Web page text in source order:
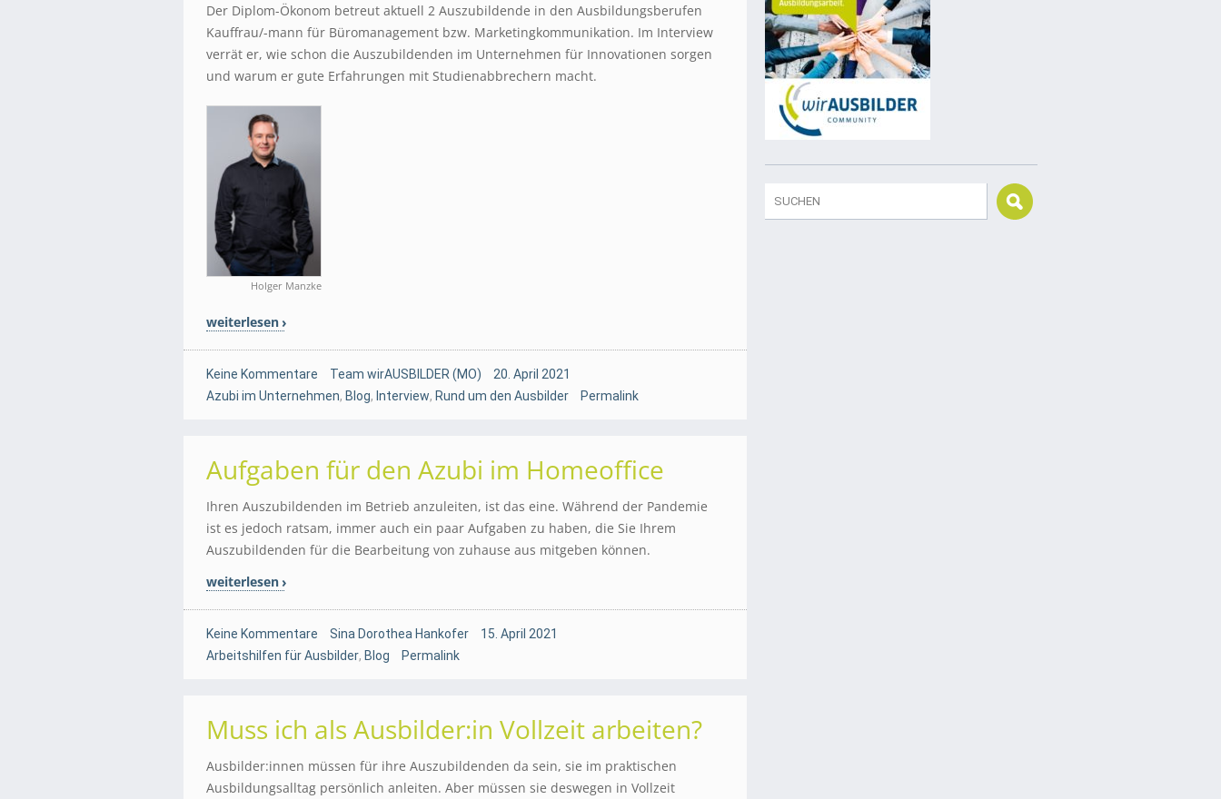
Der Diplom-Ökonom betreut aktuell 2 Auszubildende in den Ausbildungsberufen
Kauffrau/-mann für Büromanagement bzw. Marketingkommunikation. Im Interview
verrät er, wie schon die Auszubildenden im Unternehmen für Innovationen sorgen
und warum er gute Erfahrungen mit Studienabbrechern macht.
Holger Manzke
weiterlesen
Keine Kommentare Team wirAUSBILDER (MO)
20. April 2021
Azubi im Unternehmen, Blog, Interview, Rund um den Ausbilder Permalink
Aufgaben für den Azubi im Homeoffice
Ihren Auszubildenden im Betrieb anzuleiten, ist das eine. Während der Pandemie
ist es jedoch ratsam, immer auch ein paar Aufgaben zu haben, die Sie Ihrem
Auszubildenden für die Bearbeitung von zuhause aus mitgeben können.
weiterlesen
Keine Kommentare Sina Dorothea Hankofer
15. April 2021
Arbeitshilfen für Ausbilder, Blog Permalink
Muss ich als Ausbilder:in Vollzeit arbeiten?
Ausbilder:innen müssen für ihre Auszubildenden da sein, sie im praktischen
Ausbildungsalltag persönlich anleiten. Aber müssen sie deswegen in Vollzeit